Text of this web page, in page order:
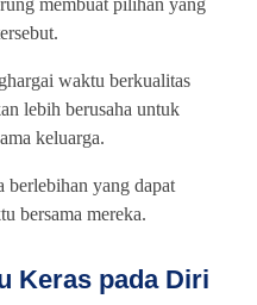
waktu berkualitas
lebih berusaha untuk
keluarga.
berlebihan yang dapat
bersama mereka.
Keras pada Diri